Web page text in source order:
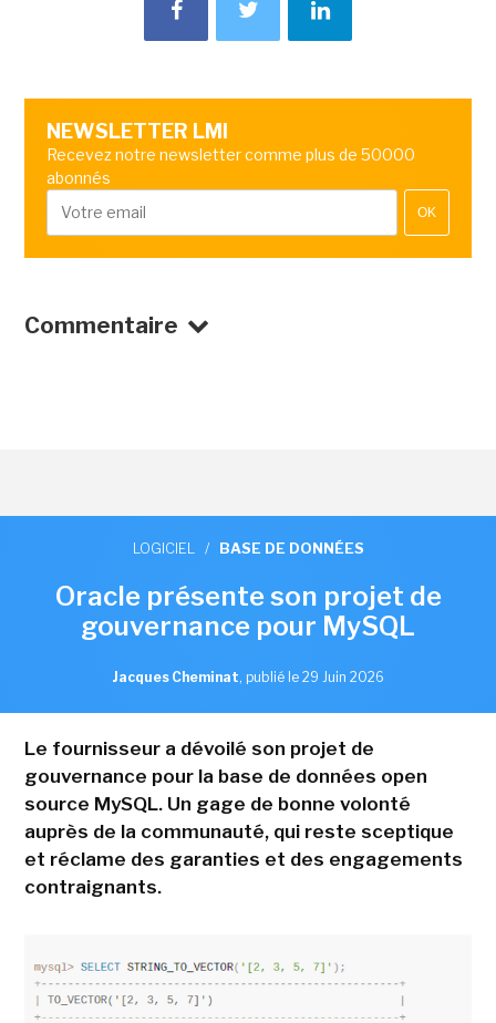
NEWSLETTER LMI
Recevez notre newsletter comme plus de 50000
abonnés
OK
Commentaire
LOGICIEL / BASE DE DONNÉES
Oracle présente son projet de
gouvernance pour MySQL
Jacques Cheminat, publié le 29 Juin 2026
Le fournisseur a dévoilé son projet de
gouvernance pour la base de données open
source MySQL. Un gage de bonne volonté
auprès de la communauté, qui reste sceptique
et réclame des garanties et des engagements
contraignants.